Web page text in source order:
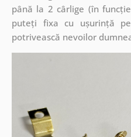
până la 2 cârlige (în
puteți fixa cu ușurință
potrivească nevoilor